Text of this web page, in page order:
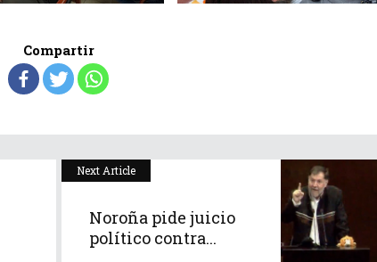
Compartir
Next Article
Noroña pide juicio
político contra...